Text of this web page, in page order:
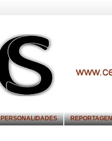
PERSONALIDADES